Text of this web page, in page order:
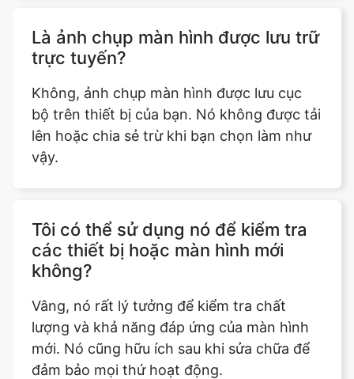
Là ảnh chụp màn hình được lưu trữ
trực tuyến?
Không, ảnh chụp màn hình được lưu cục
bộ trên thiết bị của bạn. Nó không được tải
lên hoặc chia sẻ trừ khi bạn chọn làm như
vậy.
Tôi có thể sử dụng nó để kiểm tra
các thiết bị hoặc màn hình mới
không?
Vâng, nó rất lý tưởng để kiểm tra chất
lượng và khả năng đáp ứng của màn hình
mới. Nó cũng hữu ích sau khi sửa chữa để
đảm bảo mọi thứ hoạt động.